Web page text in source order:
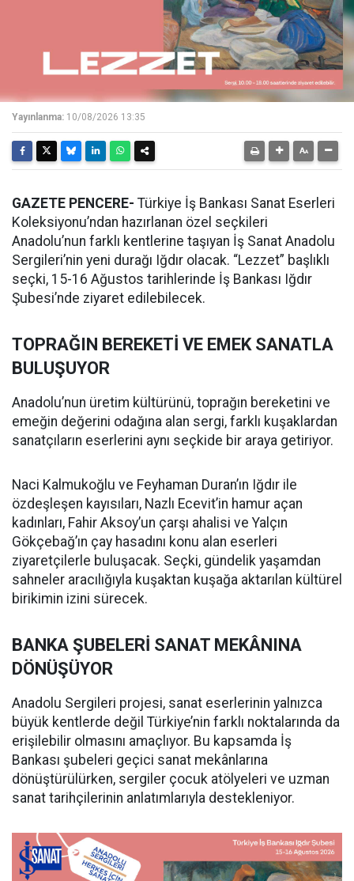
Yayınlanma: 10/08/2026 13:35
GAZETE PENCERE- Türkiye İş Bankası Sanat Eserleri
Koleksiyonu’ndan hazırlanan özel seçkileri
Anadolu’nun farklı kentlerine taşıyan İş Sanat Anadolu
Sergileri’nin yeni durağı Iğdır olacak. “Lezzet” başlıklı
seçki, 15-16 Ağustos tarihlerinde İş Bankası Iğdır
Şubesi’nde ziyaret edilebilecek.
TOPRAĞIN BEREKETİ VE EMEK SANATLA
BULUŞUYOR
Anadolu’nun üretim kültürünü, toprağın bereketini ve
emeğin değerini odağına alan sergi, farklı kuşaklardan
sanatçıların eserlerini aynı seçkide bir araya getiriyor.
Naci Kalmukoğlu ve Feyhaman Duran’ın Iğdır ile
özdeşleşen kayısıları, Nazlı Ecevit’in hamur açan
kadınları, Fahir Aksoy’un çarşı ahalisi ve Yalçın
Gökçebağ’ın çay hasadını konu alan eserleri
ziyaretçilerle buluşacak. Seçki, gündelik yaşamdan
sahneler aracılığıyla kuşaktan kuşağa aktarılan kültürel
birikimin izini sürecek.
BANKA ŞUBELERİ SANAT MEKÂNINA
DÖNÜŞÜYOR
Anadolu Sergileri projesi, sanat eserlerinin yalnızca
büyük kentlerde değil Türkiye’nin farklı noktalarında da
erişilebilir olmasını amaçlıyor. Bu kapsamda İş
Bankası şubeleri geçici sanat mekânlarına
dönüştürülürken, sergiler çocuk atölyeleri ve uzman
sanat tarihçilerinin anlatımlarıyla destekleniyor.